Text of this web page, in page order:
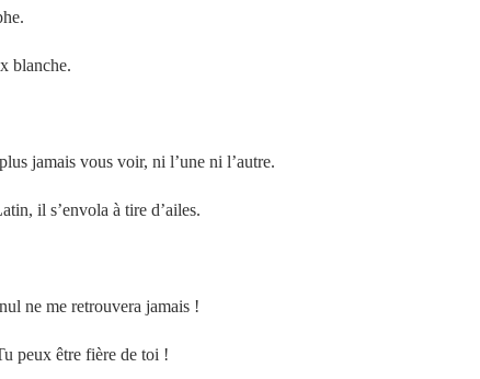
blanche.
jamais vous voir, ni l’une ni l’autre.
il s’envola à tire d’ailes.
ne me retrouvera jamais !
peux être fière de toi !